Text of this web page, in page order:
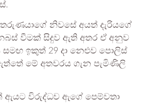
නිවසේ අයත් දැරියගේ
වීමක් සිදුව ඇති අතර ඒ අනුව
සමඟ ඉකුත් 29 දා නෙළුව පොලිස්
මේ අතවරය ගැන පැමිණිලි
විරුද්ධව ඇගේ පෙම්වතා